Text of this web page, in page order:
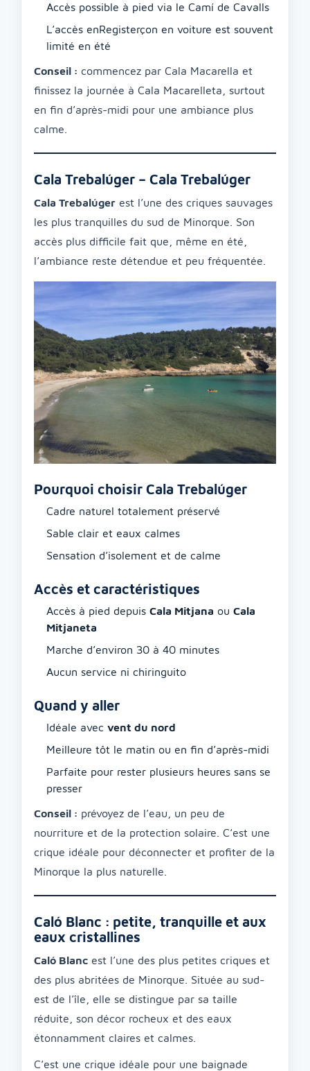
Accès possible à pied via le Camí de Cavalls
L’accès enRegisterçon en voiture est souvent
limité en été
Conseil : commencez par Cala Macarella et
finissez la journée à Cala Macarelleta, surtout
en fin d’après-midi pour une ambiance plus
calme.
Cala Trebalúger – Cala Trebalúger
Cala Trebalúger est l’une des criques sauvages
les plus tranquilles du sud de Minorque. Son
accès plus difficile fait que, même en été,
l’ambiance reste détendue et peu fréquentée.
Pourquoi choisir Cala Trebalúger
Cadre naturel totalement préservé
Sable clair et eaux calmes
Sensation d’isolement et de calme
Accès et caractéristiques
Accès à pied depuis Cala Mitjana ou Cala
Mitjaneta
Marche d’environ 30 à 40 minutes
Aucun service ni chiringuito
Quand y aller
Idéale avec vent du nord
Meilleure tôt le matin ou en fin d’après-midi
Parfaite pour rester plusieurs heures sans se
presser
Conseil : prévoyez de l’eau, un peu de
nourriture et de la protection solaire. C’est une
crique idéale pour déconnecter et profiter de la
Minorque la plus naturelle.
Caló Blanc : petite, tranquille et aux
eaux cristallines
Caló Blanc est l’une des plus petites criques et
des plus abritées de Minorque. Située au sud-
est de l’île, elle se distingue par sa taille
réduite, son décor rocheux et des eaux
étonnamment claires et calmes.
C’est une crique idéale pour une baignade